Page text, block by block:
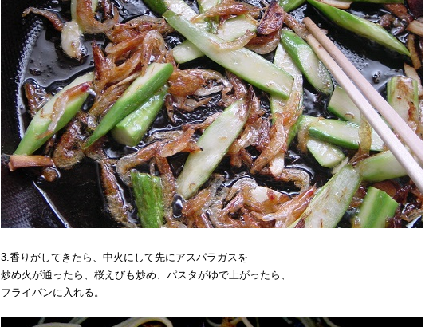
3.香りがしてきたら、中火にして先にアスパラガスを
炒め火が通ったら、桜えびも炒め、パスタがゆで上がったら、
フライパンに入れる。